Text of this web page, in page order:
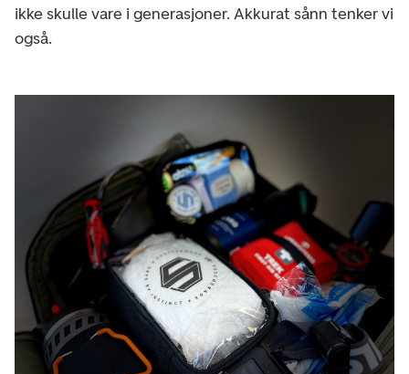
ikke skulle vare i generasjoner. Akkurat sånn tenker vi
også.